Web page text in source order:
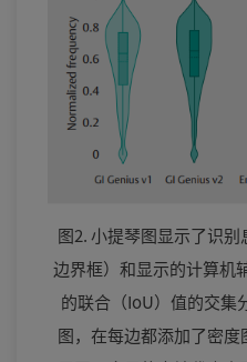
图2. 小提琴图显示了识
边界框）和显示的计算机
的联合（IoU）值的交集
图，在每边都添加了密